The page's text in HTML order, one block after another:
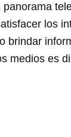
los
brindar
medios es